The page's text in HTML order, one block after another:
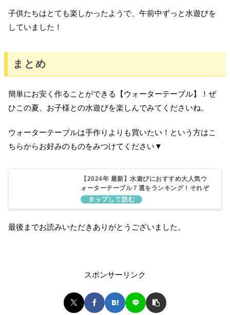
子供たちはとても楽しかったようで、午前中ずっと水遊びを
していました！
まとめ
簡単にお安く作ることができる【ウォーターテーブル】！ぜ
ひこの夏、お子様との水遊びを楽しんでみてくださいね。
ウォーターテーブルは手作りよりも買いたい！という方はこ
ちらからお好みのものをみつけてください▼
【2024年 最新】水遊びにおすすめ大人気ウ
ォーターテーブル７選をランキング！それぞ
れの特徴や違いも解説！
最後までお読みいただきありがとうございました。
スポンサーリンク